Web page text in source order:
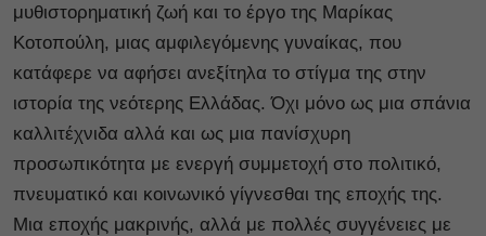
μυθιστορηματική ζωή και το έργο της Μαρίκας
Κοτοπούλη, μιας αμφιλεγόμενης γυναίκας, που
κατάφερε να αφήσει ανεξίτηλα το στίγμα της στην
ιστορία της νεότερης Ελλάδας. Όχι μόνο ως μια σπάνια
καλλιτέχνιδα αλλά και ως μια πανίσχυρη
προσωπικότητα με ενεργή συμμετοχή στο πολιτικό,
πνευματικό και κοινωνικό γίγνεσθαι της εποχής της.
Μια εποχής μακρινής, αλλά με πολλές συγγένειες με